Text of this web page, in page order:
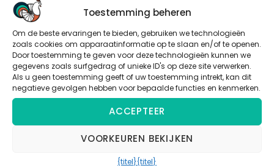
Toestemming beheren
Om de beste ervaringen te bieden, gebruiken we technologieën
zoals cookies om apparaatinformatie op te slaan en/of te openen.
Door toestemming te geven voor deze technologieën kunnen we
gegevens zoals surfgedrag of unieke ID's op deze site verwerken.
Als u geen toestemming geeft of uw toestemming intrekt, kan dit
negatieve gevolgen hebben voor bepaalde functies en kenmerken.
ACCEPTEER
VOORKEUREN BEKIJKEN
{titel}{titel}
voorbeelden van accommodaties tijdens onze
rondreizen door Kroatië & de Westelijke Balkan.
Afhankelijk van de beschikbaarheid kan de
accommodatie waar je verblijft variëren, maar
deze zal altijd van dezelfde standaard zijn.
Dubrovnik: Hotel Porto